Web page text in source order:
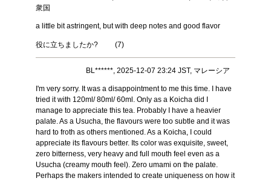
衆国
a little bit astringent, but with deep notes and good flavor
役に立ちましたか? (7)
BL******, 2025-12-07 23:24 JST, マレーシア
I'm very sorry. It was a disappointment to me this time. I have
tried it with 120ml/ 80ml/ 60ml. Only as a Koicha did I
manage to appreciate this tea. Probably I have a heavier
palate. As a Usucha, the flavours were too subtle and it was
hard to froth as others mentioned. As a Koicha, I could
appreciate its flavours better. Its color was exquisite, sweet,
zero bitterness, very heavy and full mouth feel even as a
Usucha (creamy mouth feel). Zero umami on the palate.
Perhaps the makers intended to create uniqueness on how it